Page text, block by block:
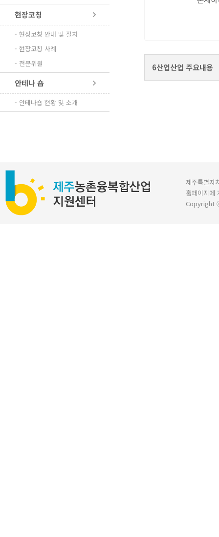
현장코칭
- 현장코칭 안내 및 절차
- 현장코칭 사례
- 전문위원
안테나 숍
- 안테나숍 현황 및 소개
6산업산업 주요내용
제주특별자
홈페이지에
Copyright